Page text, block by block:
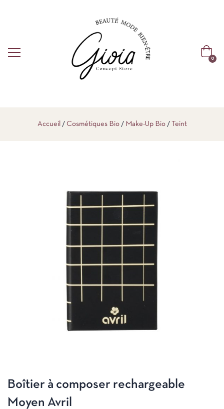
0
Accueil Cosmétiques Bio Make-Up Bio Teint
Boîtier à composer rechargeable
Moyen Avril